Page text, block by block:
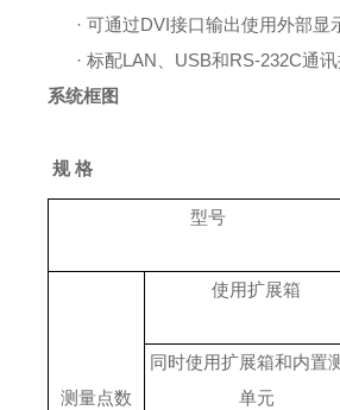
· 可通过DVI接口输出使用外部显
· 标配LAN、USB和RS-232C通
系统框图
规 格
型号
测量点数
使用扩展箱
同时使用扩展箱和内置
单元